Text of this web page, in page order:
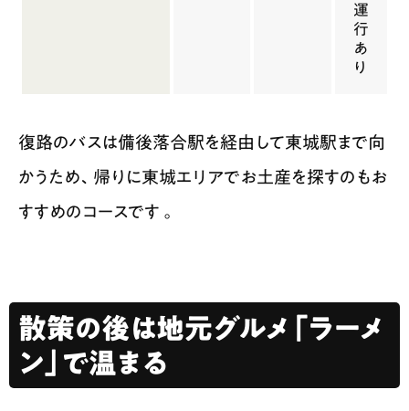
運
行
あ
り
復路のバスは備後落合駅を経由して東城駅まで向
かうため、帰りに東城エリアでお土産を探すのもお
すすめのコースです 。
散策の後は地元グルメ「ラーメ
ン」で温まる